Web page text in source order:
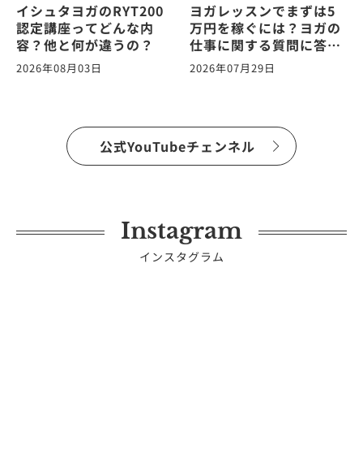
イシュタヨガのRYT200
認定講座ってどんな内
容？他と何が違うの？
2026年08月03日
ヨガレッスンでまずは5
万円を稼ぐには？ヨガの
仕事に関する質問に答え
ます！vol.265
2026年07月29日
公式YouTubeチェンネル
Instagram
インスタグラム